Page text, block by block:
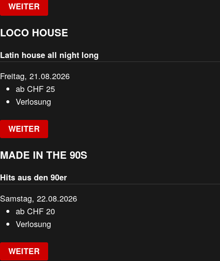
WEITER
LOCO HOUSE
Latin house all night long
Freitag, 21.08.2026
abCHF 25
Verlosung
WEITER
MADE IN THE 90S
Hits aus den 90er
Samstag, 22.08.2026
abCHF 20
Verlosung
WEITER